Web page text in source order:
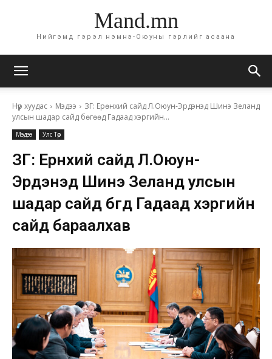
Mand.mn
Нийгэмд гэрэл нэмнэ-Оюуны гэрлийг асаана
Нүүр хуудас Мэдээ
ЗГ: Ерөнхий сайд Л.Оюун-Эрдэнэд Шинэ Зеланд
улсын шадар сайд бөгөөд Гадаад хэргийн...
Мэдээ Улс Төр
ЗГ: Ерөнхий сайд Л.Оюун-
Эрдэнэд Шинэ Зеланд улсын
шадар сайд бөгөөд Гадаад хэргийн
сайд бараалхав